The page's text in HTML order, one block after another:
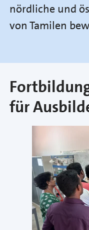
nördliche und
von Tamilen
für